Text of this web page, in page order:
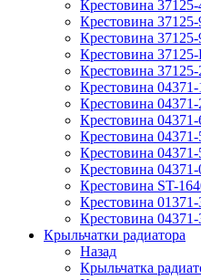
Крестовина 37125-
Крестовина
Крестовина
Крестовина
Крестовина
Крестовина 04371-
Крестовина
Крестовина
Крестовина 04371-
Крестовина
Крестовина
Крестовина ST-
Крестовина
Крестовина 04371-
Крыльчатки радиатора
Назад
Крыльчатка